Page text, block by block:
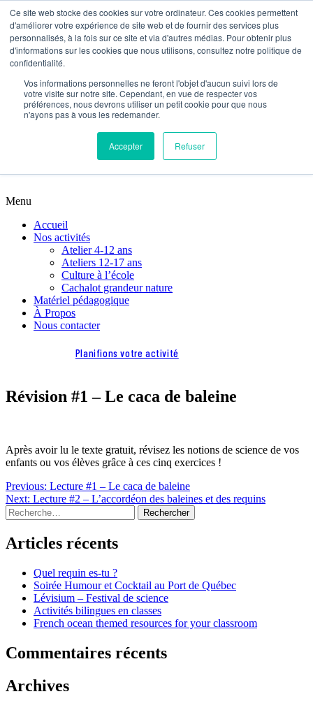
Ce site web stocke des cookies sur votre ordinateur. Ces cookies permettent
d'améliorer votre expérience de site web et de fournir des services plus
personnalisés, à la fois sur ce site et via d'autres médias. Pour obtenir plus
d'informations sur les cookies que nous utilisons, consultez notre politique de
confidentialité.
Vos informations personnelles ne feront l'objet d'aucun suivi lors de
votre visite sur notre site. Cependant, en vue de respecter vos
préférences, nous devrons utiliser un petit cookie pour que nous
n'ayons pas à vous les redemander.
Accepter Refuser
Accueil
Nos activités
Atelier 4-12 ans
Culture à l’école
Cachalot grandeur nature
Matériel pédagogique
À Propos
Nous contacter
Planifions votre activité
Menu
Accueil
Nos activités
Atelier 4-12 ans
Ateliers 12-17 ans
Culture à l’école
Cachalot grandeur nature
Matériel pédagogique
À Propos
Nous contacter
Planifions votre activité
Révision #1 – Le caca de baleine
Après avoir lu le texte gratuit, révisez les notions de science de vos
enfants ou vos élèves grâce à ces cinq exercices !
Navigation
de
Previous: Lecture #1 – Le caca de baleine
Next: Lecture #2 – L’accordéon des baleines et des requins
Rechercher :
Articles récents
Quel requin es-tu ?
Soirée Humour et Cocktail au Port de Québec
Lévisium – Festival de science
Activités bilingues en classes
French ocean themed resources for your classroom
Commentaires récents
Archives